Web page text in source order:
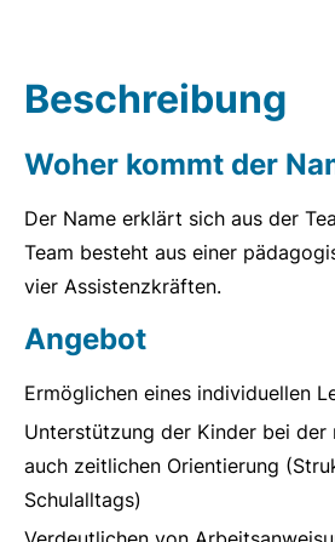
Beschreibung
Woher kommt der
Der Name erklärt sich aus der
Team besteht aus einer
vier Assistenzkräften.
Angebot
Ermöglichen eines individuellen
Unterstützung der Kinder bei der
auch zeitlichen Orientierung
Schulalltags)